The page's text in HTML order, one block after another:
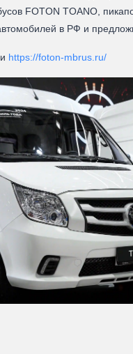
FOTON TOANO,
в РФ и
и https://foton-mbrus.ru/